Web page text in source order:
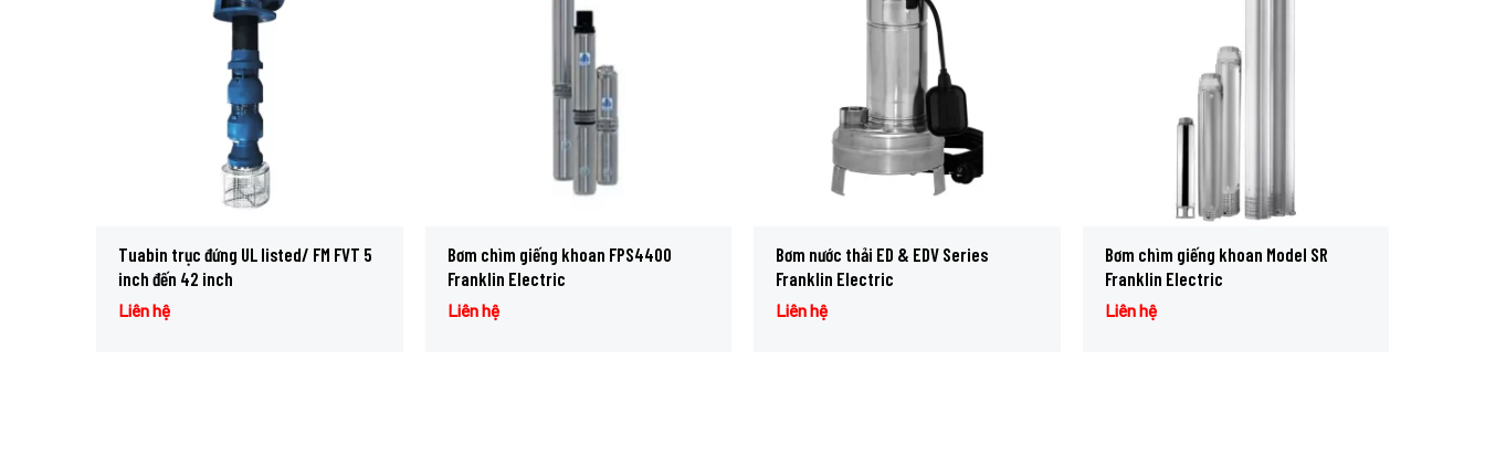
Tuabin trục đứng UL listed/ FM FVT 5
inch đến 42 inch
Liên hệ
Bơm chìm giếng khoan FPS4400
Franklin Electric
Liên hệ
Bơm nước thải ED & EDV Series
Franklin Electric
Liên hệ
Bơm chìm giếng khoan Model SR
Franklin Electric
Liên hệ